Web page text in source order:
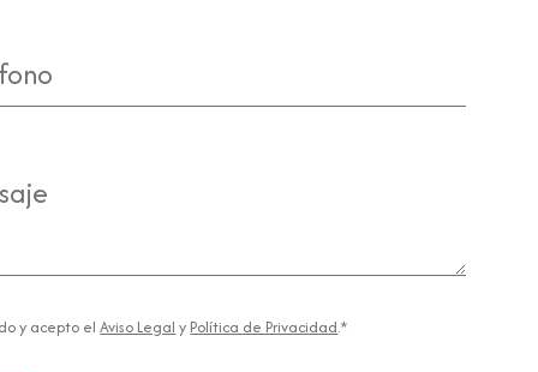
y acepto elAviso Legal y Política de Privacidad.*